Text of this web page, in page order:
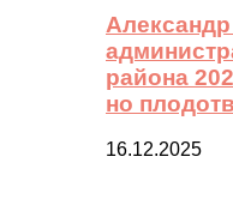
района
но
16.12.2025